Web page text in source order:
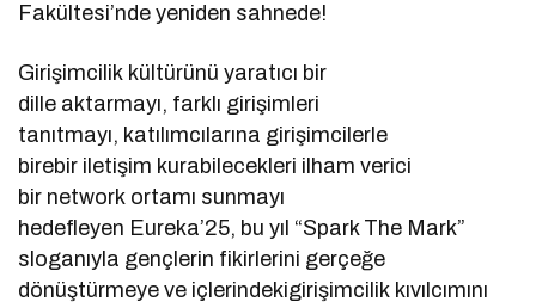
Fakültesi’nde yeniden sahnede!
Girişimcilik kültürünü yaratıcı bir
dille aktarmayı, farklı girişimleri
tanıtmayı, katılımcılarına girişimcilerle
birebir iletişim kurabilecekleri ilham verici
bir network ortamı sunmayı
hedefleyen Eureka’25, bu yıl “Spark The Mark”
sloganıyla gençlerin fikirlerini gerçeğe
dönüştürmeye ve içlerindekigirişimcilik kıvılcımını